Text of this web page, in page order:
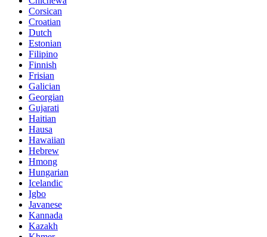
Corsican
Croatian
Dutch
Estonian
Filipino
Finnish
Frisian
Galician
Georgian
Gujarati
Haitian
Hausa
Hawaiian
Hebrew
Hmong
Hungarian
Icelandic
Igbo
Javanese
Kannada
Kazakh